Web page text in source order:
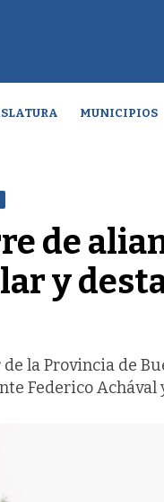
MUNICIPIOS
de
y
de la Provincia de
Federico Achával